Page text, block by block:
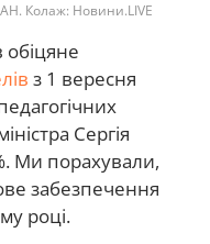
Колаж: Новини.LIVE
обіцяне
з 1 вересня
Сергія
Ми порахували,
забезпечення
році.